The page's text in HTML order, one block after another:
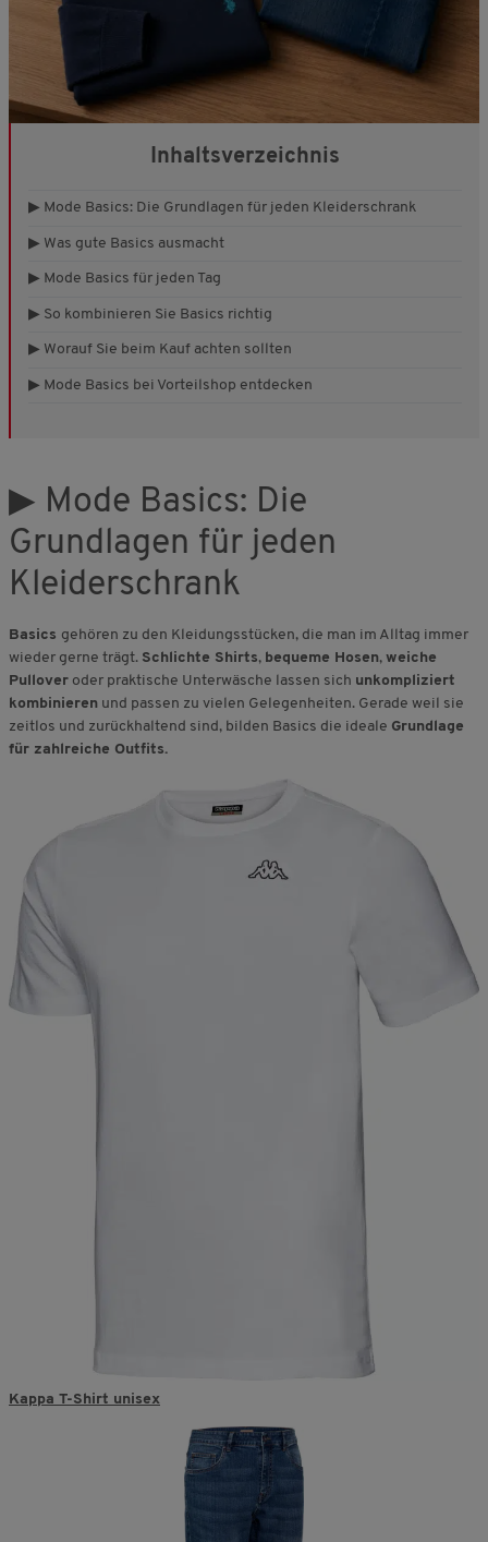
Inhaltsverzeichnis
▶ Mode Basics: Die Grundlagen für jeden Kleiderschrank
▶ Was gute Basics ausmacht
▶ Mode Basics für jeden Tag
▶ So kombinieren Sie Basics richtig
▶ Worauf Sie beim Kauf achten sollten
▶ Mode Basics bei Vorteilshop entdecken
▶ Mode Basics: Die
Grundlagen für jeden
Kleiderschrank
Basics gehören zu den Kleidungsstücken, die man im Alltag immer
wieder gerne trägt. Schlichte Shirts, bequeme Hosen, weiche
Pullover oder praktische Unterwäsche lassen sich unkompliziert
kombinieren und passen zu vielen Gelegenheiten. Gerade weil sie
zeitlos und zurückhaltend sind, bilden Basics die ideale Grundlage
für zahlreiche Outfits.
Kappa T-Shirt unisex